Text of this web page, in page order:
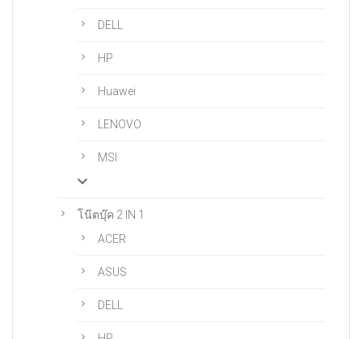
DELL
HP
Huawei
LENOVO
MSI
โน๊ตบุ๊ค 2 IN 1
ACER
ASUS
DELL